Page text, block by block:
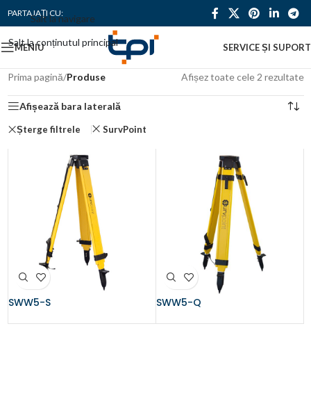
Salt la navigare
Salt la conținutul principal
PARTAJAȚI CU:
MENIU SERVICE ȘI SUPORT
Prima pagină/Produse Afișez toate cele 2 rezultate
Afișează bara laterală
Șterge filtrele SurvPoint
SWW5-S SWW5-Q